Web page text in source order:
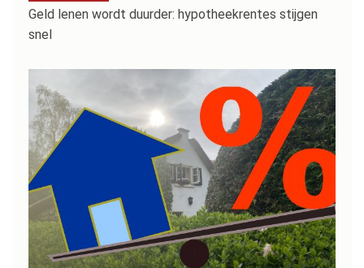
Geld lenen wordt duurder: hypotheekrentes stijgen
snel